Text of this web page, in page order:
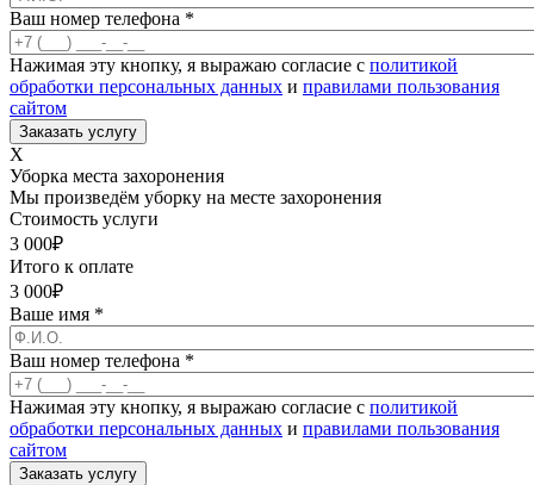
Ваш номер телефона *
Нажимая эту кнопку, я выражаю согласие с политикой
обработки персональных данных и правилами пользования
сайтом
X
Уборка места захоронения
Мы произведём уборку на месте захоронения
Стоимость услуги
3 000₽
Итого к оплате
3 000₽
Ваше имя *
Ваш номер телефона *
Нажимая эту кнопку, я выражаю согласие с политикой
обработки персональных данных и правилами пользования
сайтом